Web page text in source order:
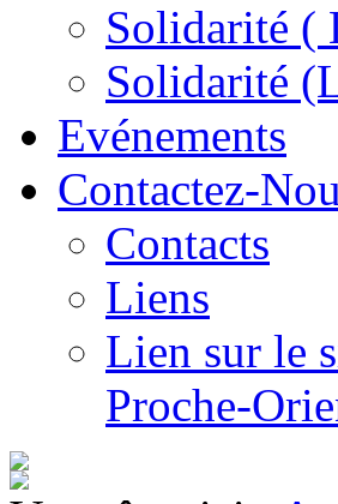
Solidarité (
Solidarité
Evénements
Contactez-
Contacts
Liens
Lien sur le
Proche-